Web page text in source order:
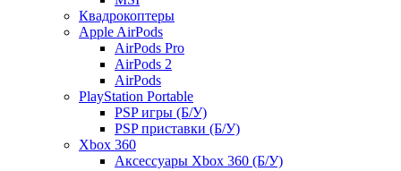
Квадрокоптеры
Apple AirPods
AirPods Pro
AirPods 2
AirPods
PlayStation Portable
PSP игры (Б/У)
PSP приставки (Б/У)
Xbox 360
Аксессуары Xbox 360 (Б/У)